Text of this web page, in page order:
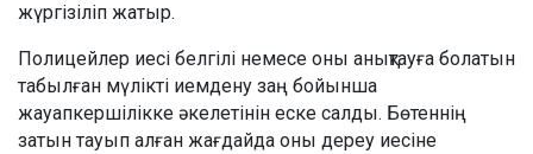
жүргізіліп жатыр.
Полицейлер иесі белгілі немесе оны анықтауға болатын
табылған мүлікті иемдену заң бойынша
жауапкершілікке әкелетінін еске салды. Бөтеннің
затын тауып алған жағдайда оны дереу иесіне